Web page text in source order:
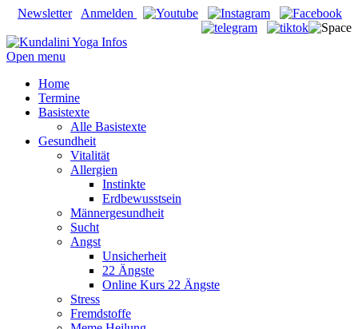
Newsletter Anmelden
Open menu
Home
Termine
Basistexte
Alle Basistexte
Gesundheit
Vitalität
Allergien
Instinkte
Erdbewusstsein
Männergesundheit
Sucht
Angst
Unsicherheit
22 Ängste
Online Kurs 22 Ängste
Stress
Fremdstoffe